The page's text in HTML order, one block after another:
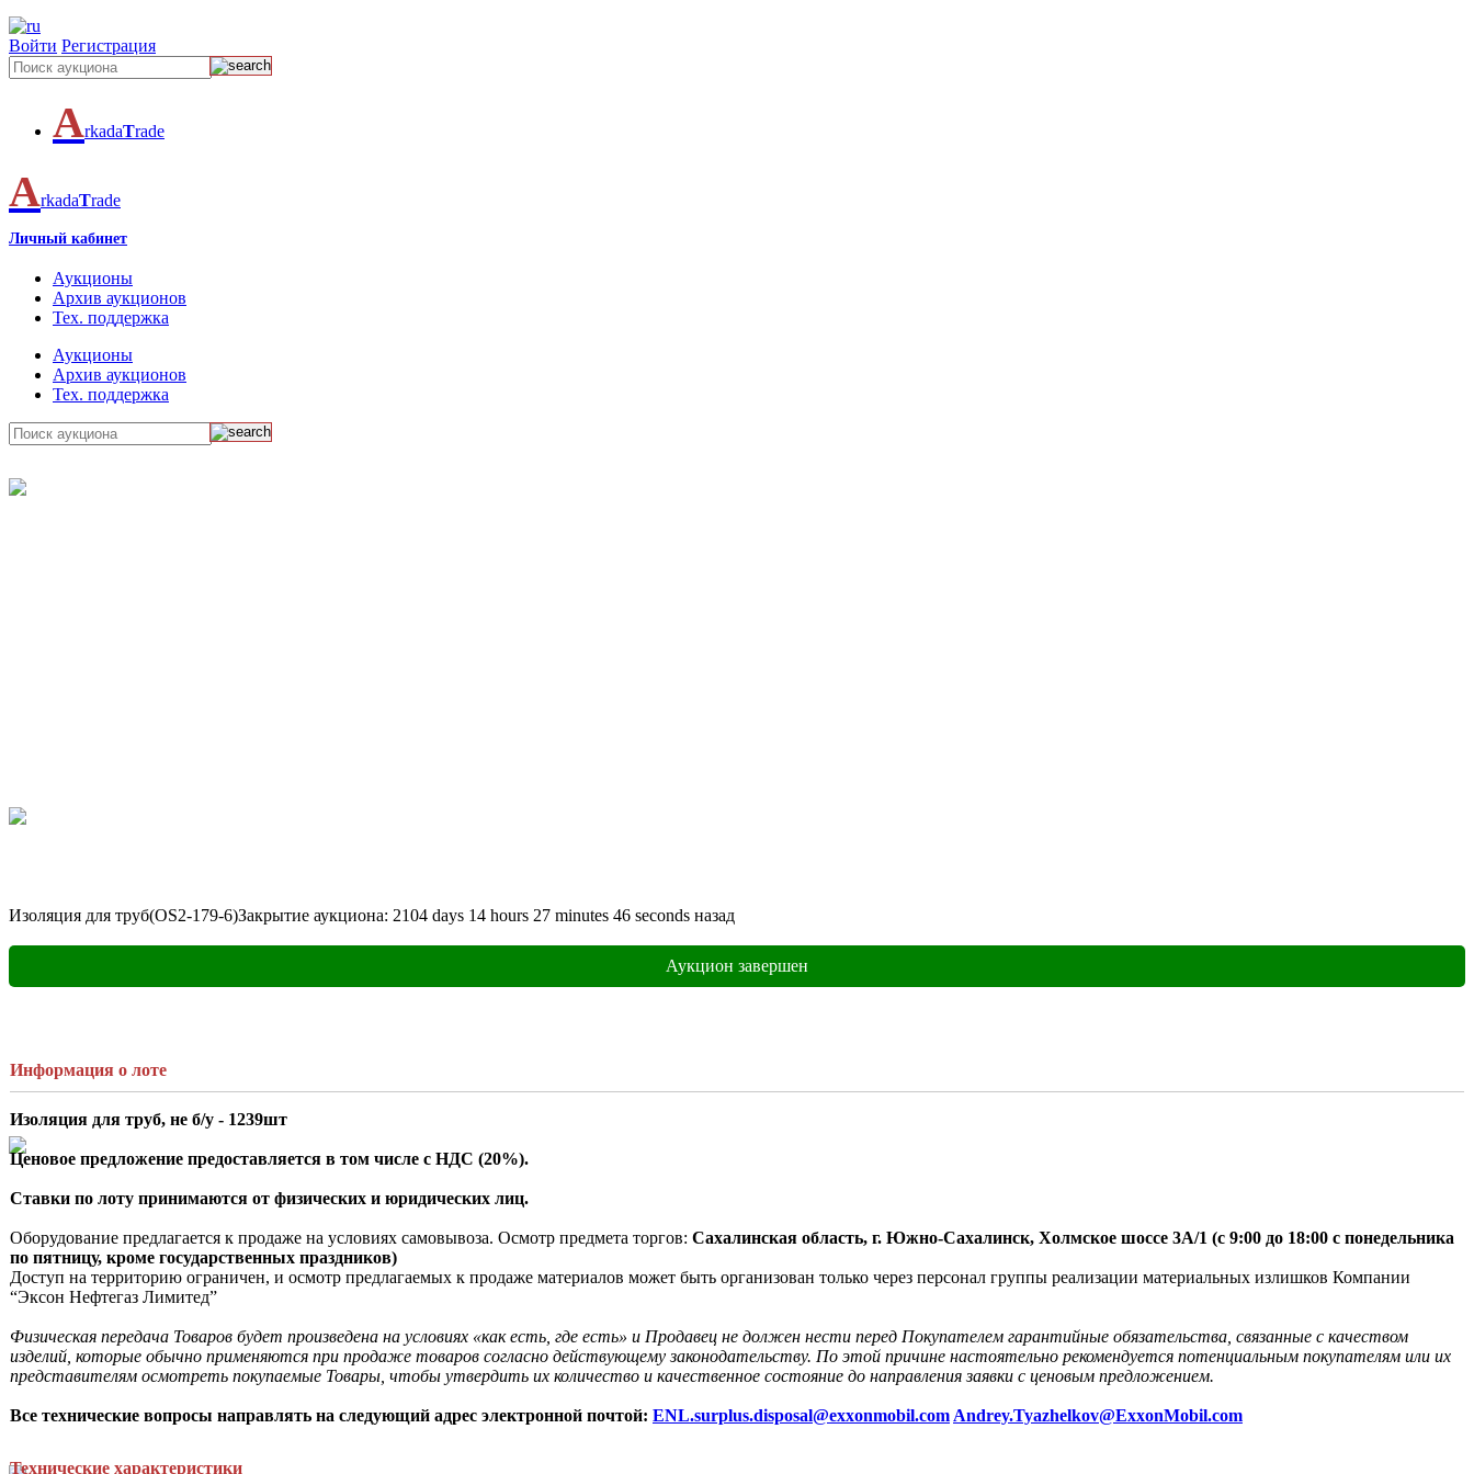
Войти Регистрация
ArkadaTrade
ArkadaTrade
Личный кабинет
Аукционы
Архив аукционов
Тех. поддержка
Аукционы
Архив аукционов
Тех. поддержка
Изоляция для труб(OS2-179-6)Закрытие аукциона: 2104 days 14 hours 27 minutes 46 seconds назад
Аукцион завершен
Информация о лоте
Изоляция для труб, не б/у - 1239шт
Ценовое предложение предоставляется в том числе с НДС (20%).
Ставки по лоту принимаются от физических и юридических лиц.
Оборудование предлагается к продаже на условиях самовывоза. Осмотр предмета торгов: Сахалинская область, г. Южно-Сахалинск, Холмское шоссе 3A/1 (с 9:00 до 18:00 с понедельника
по пятницу, кроме государственных праздников)
Доступ на территорию ограничен, и осмотр предлагаемых к продаже материалов может быть организован только через персонал группы реализации материальных излишков Компании
“Эксон Нефтегаз Лимитед”
Физическая передача Товаров будет произведена на условиях «как есть, где есть» и Продавец не должен нести перед Покупателем гарантийные обязательства, связанные с качеством
изделий, которые обычно применяются при продаже товаров согласно действующему законодательству. По этой причине настоятельно рекомендуется потенциальным покупателям или их
представителям осмотреть покупаемые Товары, чтобы утвердить их количество и качественное состояние до направления заявки с ценовым предложением.
Все технические вопросы направлять на следующий адрес электронной почтой: ENL.surplus.disposal@exxonmobil.com Andrey.Tyazhelkov@ExxonMobil.com
Технические характеристики